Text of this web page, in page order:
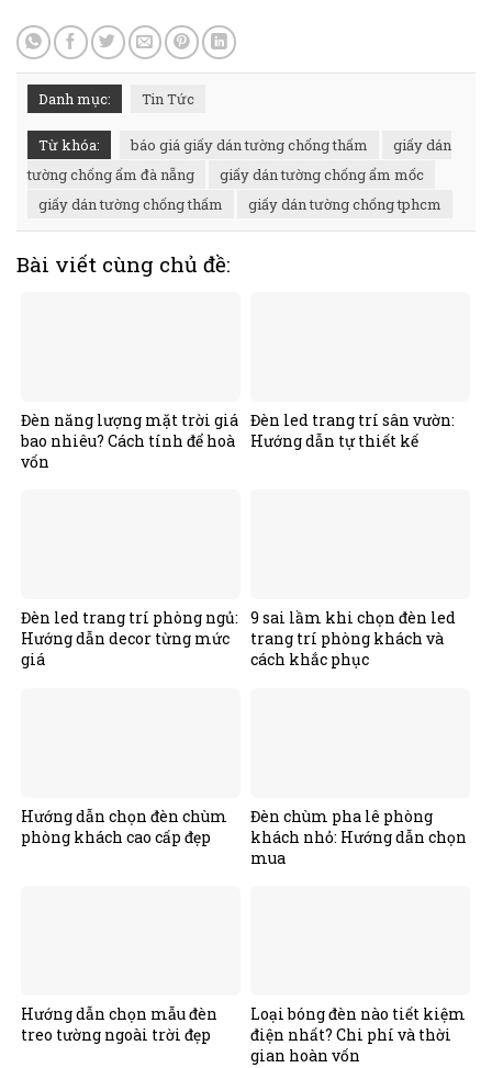
Danh mục: Tin Tức
Từ khóa: báo giá giấy dán tường chống thấm
giấy dán
tường chống ẩm đà nẵng
giấy dán tường chống ẩm mốc
giấy dán tường chống thấm
giấy dán tường chống tphcm
Bài viết cùng chủ đề:
Đèn năng lượng mặt trời giá
bao nhiêu? Cách tính để hoà
vốn
Đèn led trang trí sân vườn:
Hướng dẫn tự thiết kế
Đèn led trang trí phòng ngủ:
Hướng dẫn decor từng mức
giá
9 sai lầm khi chọn đèn led
trang trí phòng khách và
cách khắc phục
Hướng dẫn chọn đèn chùm
phòng khách cao cấp đẹp
Đèn chùm pha lê phòng
khách nhỏ: Hướng dẫn chọn
mua
Hướng dẫn chọn mẫu đèn
treo tường ngoài trời đẹp
Loại bóng đèn nào tiết kiệm
điện nhất? Chi phí và thời
gian hoàn vốn